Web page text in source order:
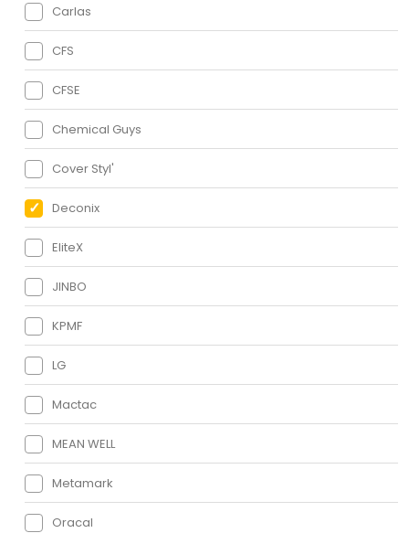
Carlas
CFS
CFSE
Chemical Guys
Cover Styl'
Deconix
EliteX
JINBO
KPMF
LG
Mactac
MEAN WELL
Metamark
Oracal